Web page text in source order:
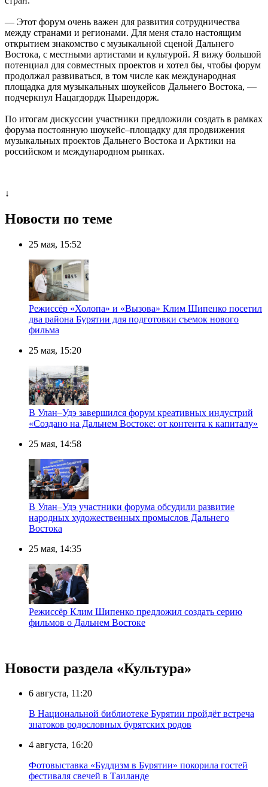
— Этот форум очень важен для развития сотрудничества
между странами и регионами. Для меня стало настоящим
открытием знакомство с музыкальной сценой Дальнего
Востока, с местными артистами и культурой. Я вижу большой
потенциал для совместных проектов и хотел бы, чтобы форум
продолжал развиваться, в том числе как международная
площадка для музыкальных шоукейсов Дальнего Востока, —
подчеркнул Нацагдордж Цырендорж.
По итогам дискуссии участники предложили создать в рамках
форума постоянную шоукейс–площадку для продвижения
музыкальных проектов Дальнего Востока и Арктики на
российском и международном рынках.
↓
Новости по теме
25 мая, 15:52
Режиссёр «Холопа» и «Вызова» Клим Шипенко посетил
два района Бурятии для подготовки съемок нового
фильма
25 мая, 15:20
В Улан–Удэ завершился форум креативных индустрий
«Создано на Дальнем Востоке: от контента к капиталу»
25 мая, 14:58
В Улан–Удэ участники форума обсудили развитие
народных художественных промыслов Дальнего
Востока
25 мая, 14:35
Режиссёр Клим Шипенко предложил создать серию
фильмов о Дальнем Востоке
Новости раздела «Культура»
6 августа, 11:20
В Национальной библиотеке Бурятии пройдёт встреча
знатоков родословных бурятских родов
4 августа, 16:20
Фотовыставка «Буддизм в Бурятии» покорила гостей
фестиваля свечей в Таиланде